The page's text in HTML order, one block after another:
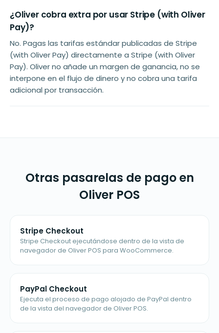
¿Oliver cobra extra por usar Stripe (with Oliver
Pay)?
No. Pagas las tarifas estándar publicadas de Stripe
(with Oliver Pay) directamente a Stripe (with Oliver
Pay). Oliver no añade un margen de ganancia, no se
interpone en el flujo de dinero y no cobra una tarifa
adicional por transacción.
Otras pasarelas de pago en
Oliver POS
Stripe Checkout
Stripe Checkout ejecutándose dentro de la vista de
navegador de Oliver POS para WooCommerce.
PayPal Checkout
Ejecuta el proceso de pago alojado de PayPal dentro
de la vista del navegador de Oliver POS.